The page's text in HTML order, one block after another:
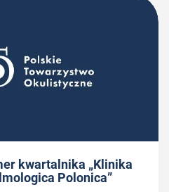
kwartalnika „Klinika
Polonica”